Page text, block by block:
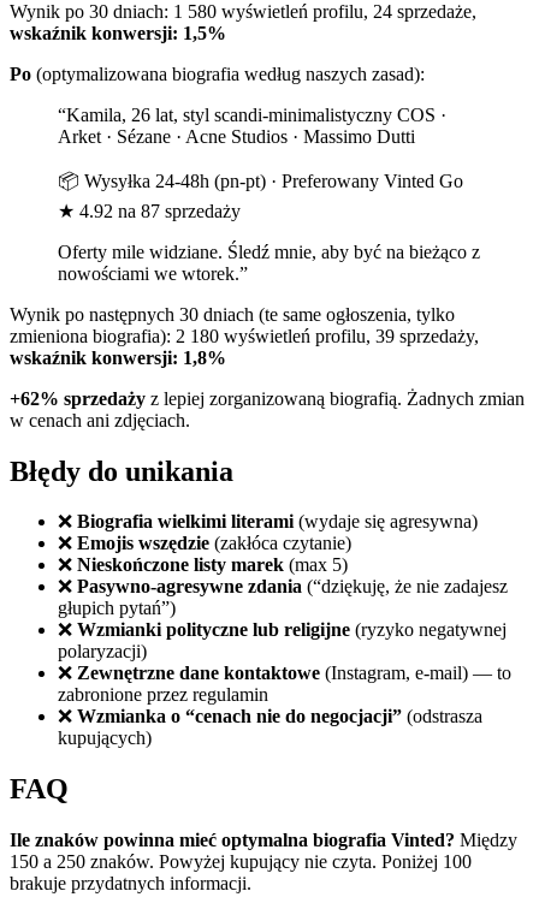
Wynik po 30 dniach: 1 580 wyświetleń profilu, 24 sprzedaże,
wskaźnik konwersji: 1,5%
Po (optymalizowana biografia według naszych zasad):
“Kamila, 26 lat, styl scandi-minimalistyczny COS ·
Arket · Sézane · Acne Studios · Massimo Dutti
📦 Wysyłka 24-48h (pn-pt) · Preferowany Vinted Go
★ 4.92 na 87 sprzedaży
Oferty mile widziane. Śledź mnie, aby być na bieżąco z
nowościami we wtorek.”
Wynik po następnych 30 dniach (te same ogłoszenia, tylko
zmieniona biografia): 2 180 wyświetleń profilu, 39 sprzedaży,
wskaźnik konwersji: 1,8%
+62% sprzedaży z lepiej zorganizowaną biografią. Żadnych zmian
w cenach ani zdjęciach.
Błędy do unikania
❌ Biografia wielkimi literami(wydaje się agresywna)
❌ Emojis wszędzie (zakłóca czytanie)
❌ Nieskończone listy marek (max 5)
❌ Pasywno-agresywne zdania (“dziękuję, że nie zadajesz
głupich pytań”)
❌ Wzmianki polityczne lub religijne (ryzyko negatywnej
polaryzacji)
❌ Zewnętrzne dane kontaktowe (Instagram, e-mail) — to
zabronione przez regulamin
❌ Wzmianka o “cenach nie do negocjacji” (odstrasza
kupujących)
FAQ
Ile znaków powinna mieć optymalna biografia Vinted? Między
150 a 250 znaków. Powyżej kupujący nie czyta. Poniżej 100
brakuje przydatnych informacji.